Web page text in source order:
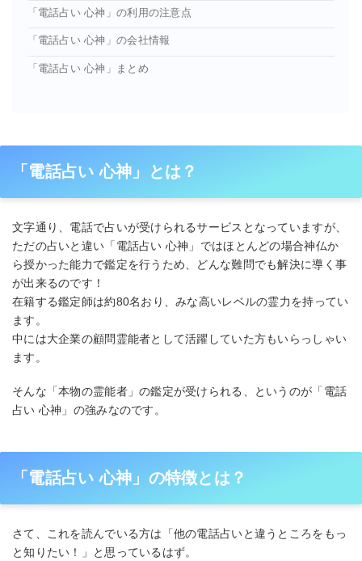
「電話占い 心神」の利用の注意点
「電話占い 心神」の会社情報
「電話占い 心神」まとめ
「電話占い 心神」とは？
文字通り、電話で占いが受けられるサービスとなっていますが、
ただの占いと違い「電話占い 心神」ではほとんどの場合神仏か
ら授かった能力で鑑定を行うため、どんな難問でも解決に導く事
が出来るのです！
在籍する鑑定師は約80名おり、みな高いレベルの霊力を持ってい
ます。
中には大企業の顧問霊能者として活躍していた方もいらっしゃい
ます。
そんな「本物の霊能者」の鑑定が受けられる、というのが「電話
占い 心神」の強みなのです。
「電話占い 心神」の特徴とは？
さて、これを読んでいる方は「他の電話占いと違うところをもっ
と知りたい！」と思っているはず。